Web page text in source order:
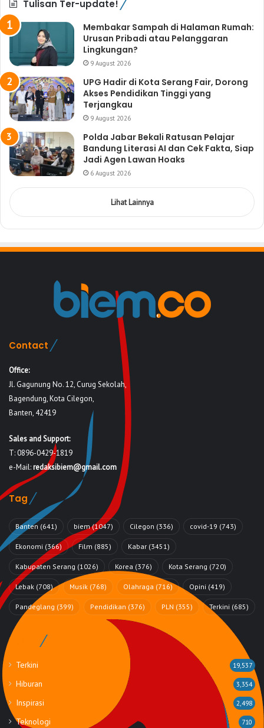
Tulisan Ter-update!
Membakar Sampah di Halaman Rumah:
Urusan Pribadi atau Pelanggaran
Lingkungan?
9 August 2026
UPG Hadir di Kota Serang Fair, Dorong
Akses Pendidikan Tinggi yang
Terjangkau
9 August 2026
Polda Jabar Bekali Ratusan Pelajar
Bandung Literasi AI dan Cek Fakta, Siap
Jadi Agen Lawan Hoaks
6 August 2026
Lihat Lainnya
Contact
Office:
Jl. Gagunung No. 12, Curug Sekolah,
Bagendung, Kota Cilegon,
Banten, 42419
Sales and Support:
T: 0896-0429-1819
e-Mail:redaksibiem@gmail.com
Tag
Banten (641) biem(1047) Cilegon (336) covid-19 (743)
Ekonomi (366) Film (885) Kabar (3451)
Kabupaten Serang (1026) Korea (376) Kota Serang (720)
Lebak (708) Musik (768) Olahraga (716) Opini (419)
Pandeglang (399) Pendidikan (376) PLN (355) Terkini (685)
Rubrik
Terkini 19,537
Hiburan 3,354
Inspirasi 2,498
Teknologi 710